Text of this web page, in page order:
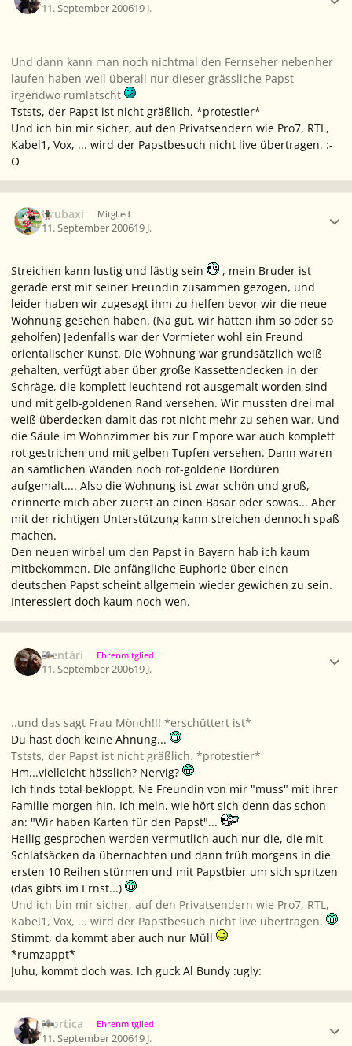
11. September 200619 J.
Und dann kann man noch nichtmal den Fernseher nebenher
laufen haben weil überall nur dieser grässliche Papst
irgendwo rumlatscht
Tststs, der Papst ist nicht gräßlich. *protestier*
Und ich bin mir sicher, auf den Privatsendern wie Pro7, RTL,
Kabel1, Vox, ... wird der Papstbesuch nicht live übertragen. :-
O
Urubaxi Mitglied
11. September 200619 J.
Streichen kann lustig und lästig sein
, mein Bruder ist
gerade erst mit seiner Freundin zusammen gezogen, und
leider haben wir zugesagt ihm zu helfen bevor wir die neue
Wohnung gesehen haben. (Na gut, wir hätten ihm so oder so
geholfen) Jedenfalls war der Vormieter wohl ein Freund
orientalischer Kunst. Die Wohnung war grundsätzlich weiß
gehalten, verfügt aber über große Kassettendecken in der
Schräge, die komplett leuchtend rot ausgemalt worden sind
und mit gelb-goldenen Rand versehen. Wir mussten drei mal
weiß überdecken damit das rot nicht mehr zu sehen war. Und
die Säule im Wohnzimmer bis zur Empore war auch komplett
rot gestrichen und mit gelben Tupfen versehen. Dann waren
an sämtlichen Wänden noch rot-goldene Bordüren
aufgemalt.... Also die Wohnung ist zwar schön und groß,
erinnerte mich aber zuerst an einen Basar oder sowas... Aber
mit der richtigen Unterstützung kann streichen dennoch spaß
machen.
Den neuen wirbel um den Papst in Bayern hab ich kaum
mitbekommen. Die anfängliche Euphorie über einen
deutschen Papst scheint allgemein wieder gewichen zu sein.
Interessiert doch kaum noch wen.
Elentári Ehrenmitglied
11. September 200619 J.
..und das sagt Frau Mönch!!! *erschüttert ist*
Du hast doch keine Ahnung...
Tststs, der Papst ist nicht gräßlich. *protestier*
Hm...vielleicht hässlich? Nervig?
Ich finds total bekloppt. Ne Freundin von mir "muss" mit ihrer
Familie morgen hin. Ich mein, wie hört sich denn das schon
an: "Wir haben Karten für den Papst"...
Heilig gesprochen werden vermutlich auch nur die, die mit
Schlafsäcken da übernachten und dann früh morgens in die
ersten 10 Reihen stürmen und mit Papstbier um sich spritzen
(das gibts im Ernst...)
Und ich bin mir sicher, auf den Privatsendern wie Pro7, RTL,
Kabel1, Vox, ... wird der Papstbesuch nicht live übertragen.
Stimmt, da kommt aber auch nur Müll
*rumzappt*
Juhu, kommt doch was. Ich guck Al Bundy :ugly:
Mortica Ehrenmitglied
11. September 200619 J.